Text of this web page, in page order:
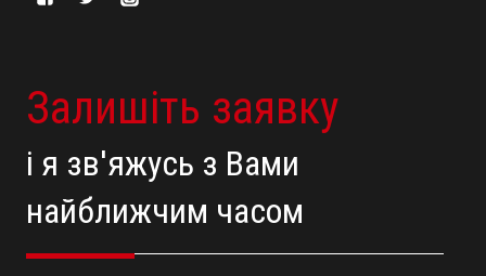
Залишіть заявку
і я зв'яжусь з Вами
найближчим часом